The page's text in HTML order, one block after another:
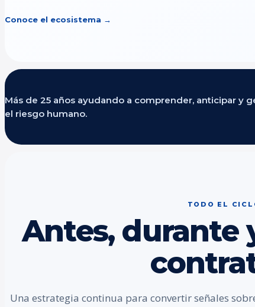
Conoce el ecosistema →
Más de 25 años ayudando a comprender, anticipar y
el riesgo humano.
TODO EL
Antes, durante
Una estrategia continua para convertir señales